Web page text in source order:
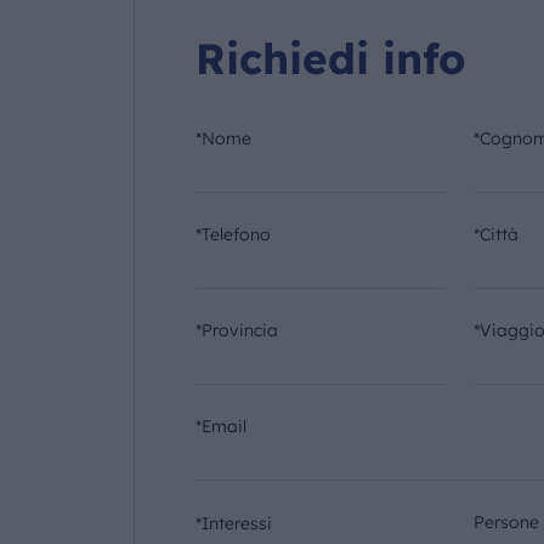
Richiedi info
*Nome
*Telefono *Città
*Provincia
*Email
*Interessi Persone